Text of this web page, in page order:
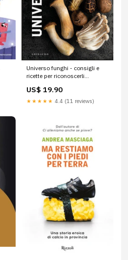
Universo funghi - consigli e
ricette per riconoscerli
US$ 19.90
★★★★★ 4.4 (11 reviews)